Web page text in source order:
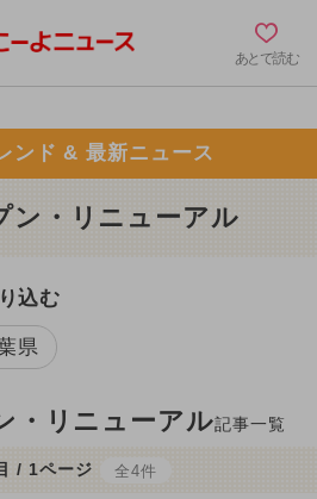
あとで読む
ンド & 最新ニュース
ン・リニューアル
込む
県
・リニューアル記事一覧
/ 1ページ 全4件